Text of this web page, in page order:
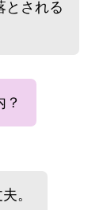
とされる
？
。